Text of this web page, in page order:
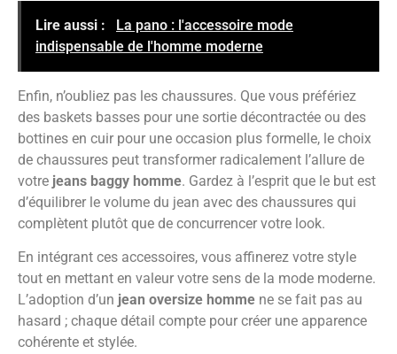
Lire aussi :
La pano : l'accessoire mode
indispensable de l'homme moderne
Enfin, n’oubliez pas les chaussures. Que vous préfériez
des baskets basses pour une sortie décontractée ou des
bottines en cuir pour une occasion plus formelle, le choix
de chaussures peut transformer radicalement l’allure de
votre jeans baggy homme. Gardez à l’esprit que le but est
d’équilibrer le volume du jean avec des chaussures qui
complètent plutôt que de concurrencer votre look.
En intégrant ces accessoires, vous affinerez votre style
tout en mettant en valeur votre sens de la mode moderne.
L’adoption d’un jean oversize homme ne se fait pas au
hasard ; chaque détail compte pour créer une apparence
cohérente et stylée.